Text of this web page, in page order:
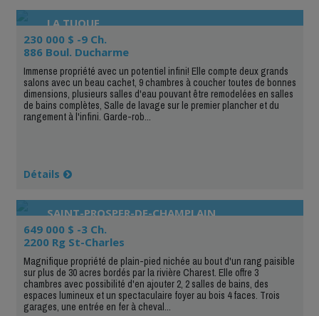
LA TUQUE
230 000 $ -9 Ch.
886 Boul. Ducharme
Immense propriété avec un potentiel infini! Elle compte deux grands
salons avec un beau cachet, 9 chambres à coucher toutes de bonnes
dimensions, plusieurs salles d'eau pouvant être remodelées en salles
de bains complètes, Salle de lavage sur le premier plancher et du
rangement à l'infini. Garde-rob...
Détails
SAINT-PROSPER-DE-CHAMPLAIN
649 000 $ -3 Ch.
2200 Rg St-Charles
Magnifique propriété de plain-pied nichée au bout d'un rang paisible
sur plus de 30 acres bordés par la rivière Charest. Elle offre 3
chambres avec possibilité d'en ajouter 2, 2 salles de bains, des
espaces lumineux et un spectaculaire foyer au bois 4 faces. Trois
garages, une entrée en fer à cheval...